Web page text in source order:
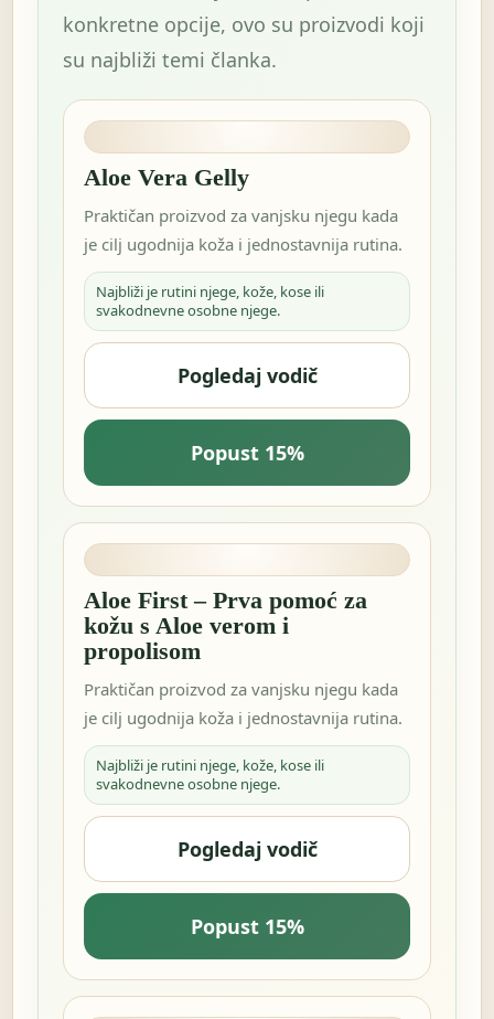
konkretne opcije, ovo su proizvodi koji
su najbliži temi članka.
Aloe Vera Gelly
Praktičan proizvod za vanjsku njegu kada
je cilj ugodnija koža i jednostavnija rutina.
Najbliži je rutini njege, kože, kose ili
svakodnevne osobne njege.
Pogledaj vodič
Popust 15%
Aloe First – Prva pomoć za
kožu s Aloe verom i
propolisom
Praktičan proizvod za vanjsku njegu kada
je cilj ugodnija koža i jednostavnija rutina.
Najbliži je rutini njege, kože, kose ili
svakodnevne osobne njege.
Pogledaj vodič
Popust 15%